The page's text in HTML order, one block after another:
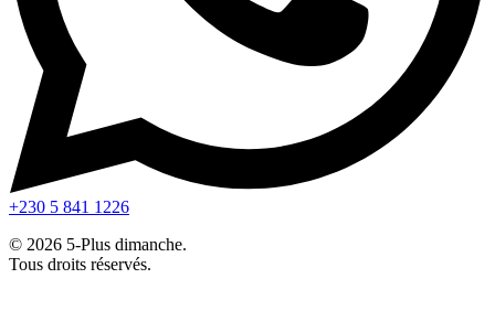
+230 5 841 1226
© 2026 5-Plus dimanche.
Tous droits réservés.